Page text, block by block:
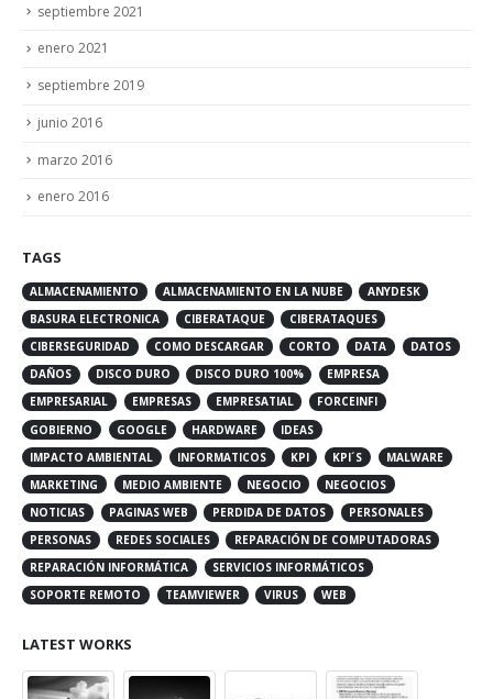
septiembre 2021
enero 2021
septiembre 2019
junio 2016
marzo 2016
enero 2016
TAGS
ALMACENAMIENTO ALMACENAMIENTO EN LA NUBE
ANYDESK
BASURA ELECTRONICA
CIBERATAQUE
CIBERATAQUES
CIBERSEGURIDAD
COMO DESCARGAR CORTO DATA
DATOS
DAÑOS
DISCO DURO DISCO DURO 100%
EMPRESA
EMPRESARIAL
EMPRESAS EMPRESATIAL
FORCEINFI
GOBIERNO
GOOGLE HARDWARE
IDEAS
IMPACTO AMBIENTAL
INFORMATICOS KPI KPI´S
MALWARE
MARKETING
MEDIO AMBIENTE NEGOCIO
NEGOCIOS
NOTICIAS
PAGINAS WEB PERDIDA DE DATOS
PERSONALES
PERSONAS
REDES SOCIALES
REPARACIÓN DE COMPUTADORAS
REPARACIÓN INFORMÁTICA
SERVICIOS INFORMÁTICOS
SOPORTE REMOTO
TEAMVIEWER VIRUS WEB
LATEST WORKS